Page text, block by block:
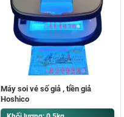
Máy soi vé số giả , tiền giả
Hoshico